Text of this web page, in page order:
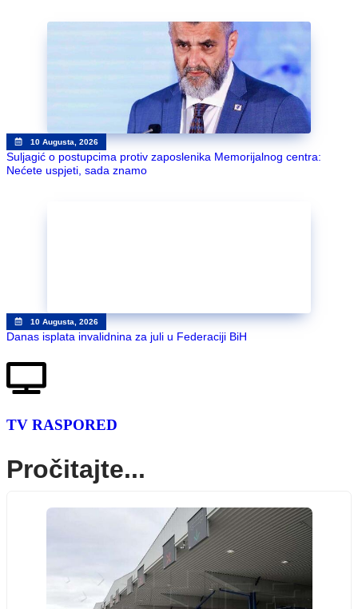
10 Augusta, 2026
Suljagić o postupcima protiv zaposlenika Memorijalnog centra:
Nećete uspjeti, sada znamo
10 Augusta, 2026
Danas isplata invalidnina za juli u Federaciji BiH
TV RASPORED
Pročitajte...